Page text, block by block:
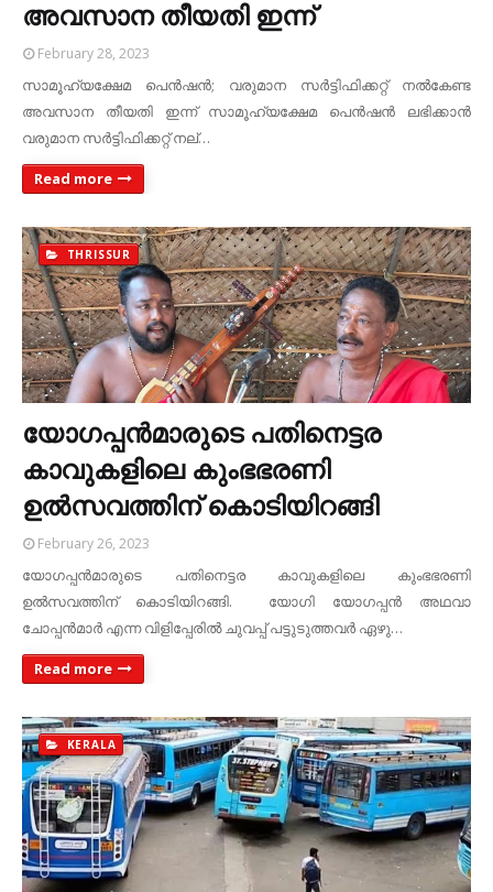
അവസാന തീയതി ഇന്ന്
February 28, 2023
സാമൂഹ്യക്ഷേമ പെന്‍ഷന്‍; വരുമാന സര്‍ട്ടിഫിക്കറ്റ് നല്‍കേണ്ട
അവസാന തീയതി ഇന്ന് സാമൂഹ്യക്ഷേമ പെന്‍ഷന്‍ ലഭിക്കാൻ
വരുമാന സര്‍ട്ടിഫിക്കറ്റ് നല്…
Read more
THRISSUR
യോഗപ്പൻമാരുടെ പതിനെട്ടര
കാവുകളിലെ കുംഭഭരണി
ഉൽസവത്തിന് കൊടിയിറങ്ങി
February 26, 2023
യോഗപ്പൻമാരുടെ പതിനെട്ടര കാവുകളിലെ കുംഭഭരണി
ഉൽസവത്തിന് കൊടിയിറങ്ങി. യോഗി യോഗപ്പൻ അഥവാ
ചോപ്പൻമാർ എന്ന വിളിപ്പേരിൽ ചുവപ്പ് പട്ടുടുത്തവർ ഏഴു…
Read more
KERALA